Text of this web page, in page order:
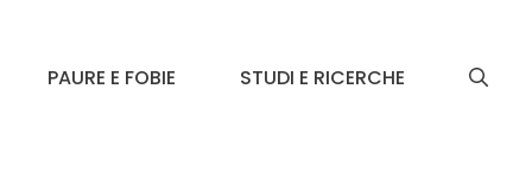
PAURE E FOBIE STUDI E RICERCHE